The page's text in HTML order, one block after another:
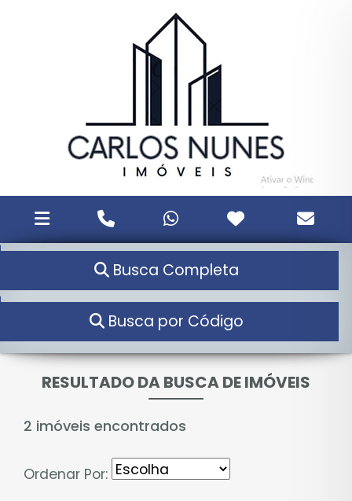
Busca Completa
Busca por Código
RESULTADO DA BUSCA DE IMÓVEIS
2 imóveis encontrados
Ordenar Por: